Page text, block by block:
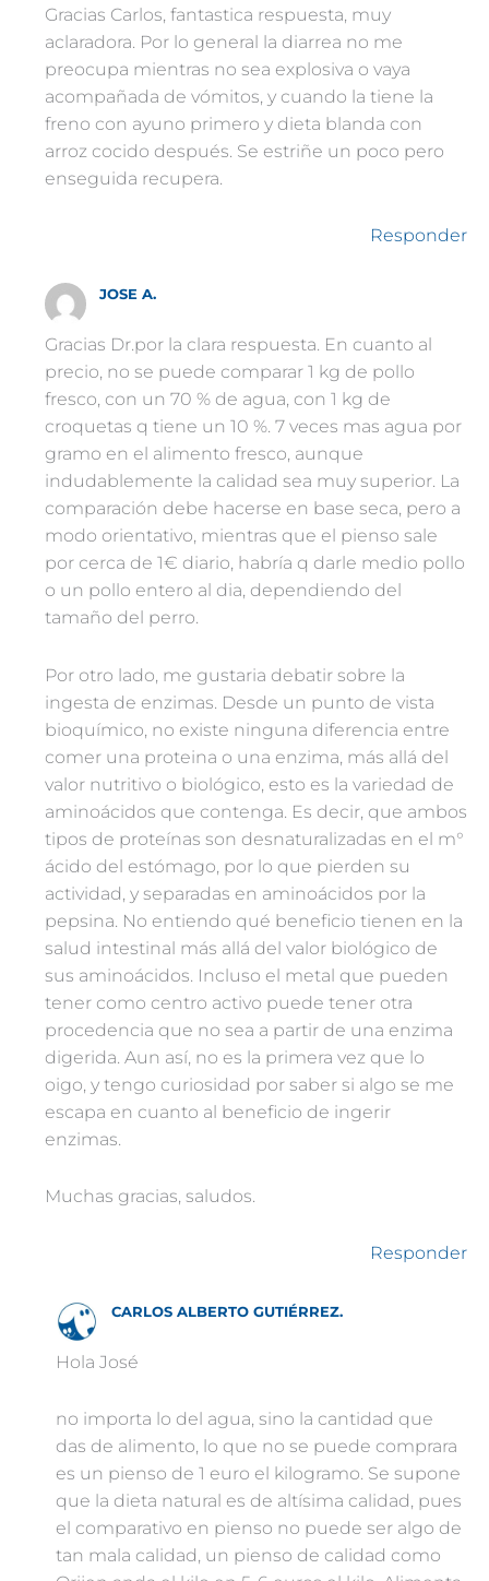
Gracias Carlos, fantastica respuesta, muy
aclaradora. Por lo general la diarrea no me
preocupa mientras no sea explosiva o vaya
acompañada de vómitos, y cuando la tiene la
freno con ayuno primero y dieta blanda con
arroz cocido después. Se estriñe un poco pero
enseguida recupera.
Responder
JOSE A.
Gracias Dr.por la clara respuesta. En cuanto al
precio, no se puede comparar 1 kg de pollo
fresco, con un 70 % de agua, con 1 kg de
croquetas q tiene un 10 %. 7 veces mas agua por
gramo en el alimento fresco, aunque
indudablemente la calidad sea muy superior. La
comparación debe hacerse en base seca, pero a
modo orientativo, mientras que el pienso sale
por cerca de 1€ diario, habría q darle medio pollo
o un pollo entero al dia, dependiendo del
tamaño del perro.
Por otro lado, me gustaria debatir sobre la
ingesta de enzimas. Desde un punto de vista
bioquímico, no existe ninguna diferencia entre
comer una proteina o una enzima, más allá del
valor nutritivo o biológico, esto es la variedad de
aminoácidos que contenga. Es decir, que ambos
tipos de proteínas son desnaturalizadas en el m°
ácido del estómago, por lo que pierden su
actividad, y separadas en aminoácidos por la
pepsina. No entiendo qué beneficio tienen en la
salud intestinal más allá del valor biológico de
sus aminoácidos. Incluso el metal que pueden
tener como centro activo puede tener otra
procedencia que no sea a partir de una enzima
digerida. Aun así, no es la primera vez que lo
oigo, y tengo curiosidad por saber si algo se me
escapa en cuanto al beneficio de ingerir
enzimas.
Muchas gracias, saludos.
Responder
CARLOS ALBERTO GUTIÉRREZ.
Hola José
no importa lo del agua, sino la cantidad que
das de alimento, lo que no se puede comprara
es un pienso de 1 euro el kilogramo. Se supone
que la dieta natural es de altísima calidad, pues
el comparativo en pienso no puede ser algo de
tan mala calidad, un pienso de calidad como